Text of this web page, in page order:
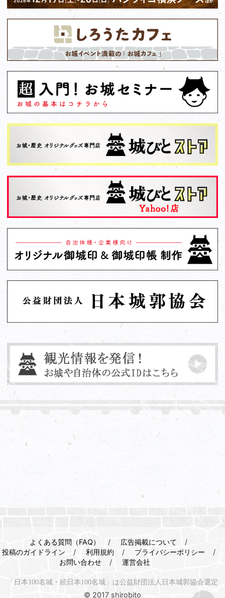
よくある質問（FAQ）
広告掲載について
投稿のガイドライン
利用規約
プライバシーポリシー
お問い合わせ
運営会社
「日本100名城・続日本100名城」は公益財団法人日本城郭協会選定
© 2017 shirobito